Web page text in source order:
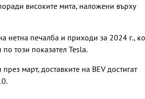
високите мита, наложени върху
нетна печалба и приходи за 2024 г.,
този показател Tesla.
март, доставките на BEV достигат
неделя
40 пияни и